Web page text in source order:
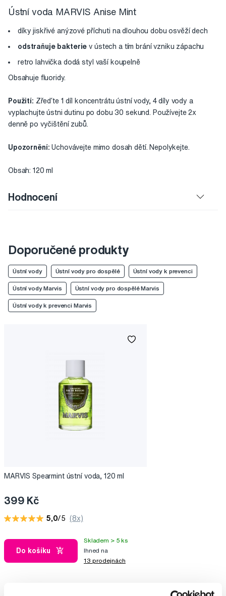
Ústní voda MARVIS Anise Mint
díky jiskřivé anýzové příchuti na dlouhou dobu osvěží dech
odstraňuje bakterie v ústech a tím brání vzniku zápachu
retro lahvička dodá styl vaší koupelně
Obsahuje fluoridy.
Použití: Zřeďte 1 díl koncentrátu ústní vody, 4 díly vody a
vyplachujte ústni dutinu po dobu 30 sekund. Používejte 2x
denně po vyčištění zubů.
Upozornění: Uchovávejte mimo dosah dětí. Nepolykejte.
Obsah: 120 ml
Hodnocení
Doporučené produkty
Ústní vody Ústní vody pro dospělé Ústní vody k prevenci
Ústní vody Marvis Ústní vody pro dospělé Marvis
Ústní vody k prevenci Marvis
MARVIS Spearmint ústní voda, 120 ml
399 Kč
5,0/5 (8x)
Do košíku
Skladem > 5 ks
Ihned na
13 prodejnách